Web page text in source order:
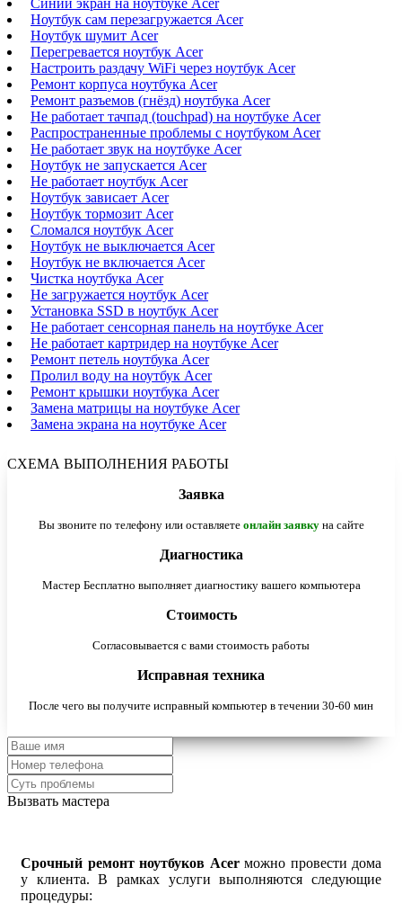
Синий экран на ноутбуке Acer
Ноутбук сам перезагружается Acer
Ноутбук шумит Acer
Перегревается ноутбук Acer
Настроить раздачу WiFi через ноутбук Acer
Ремонт корпуса ноутбука Acer
Ремонт разъемов (гнёзд) ноутбука Acer
Не работает тачпад (touchpad) на ноутбуке Acer
Распространенные проблемы с ноутбуком Acer
Не работает звук на ноутбуке Acer
Ноутбук не запускается Acer
Не работает ноутбук Acer
Ноутбук зависает Acer
Ноутбук тормозит Acer
Сломался ноутбук Acer
Ноутбук не выключается Acer
Ноутбук не включается Acer
Чистка ноутбука Acer
Не загружается ноутбук Acer
Установка SSD в ноутбук Acer
Не работает сенсорная панель на ноутбуке Acer
Не работает картридер на ноутбуке Acer
Ремонт петель ноутбука Acer
Пролил воду на ноутбук Acer
Ремонт крышки ноутбука Acer
Замена матрицы на ноутбуке Acer
Замена экрана на ноутбуке Acer
СХЕМА ВЫПОЛНЕНИЯ РАБОТЫ
Заявка
Вы звоните по телефону или оставляете онлайн заявкуна сайте
Диагностика
Мастер Бесплатно выполняет диагностику вашего компьютера
Стоимость
Согласовывается с вами стоимость работы
Исправная техника
После чего вы получите исправный компьютер в течении 30-60 мин
Вызвать мастера
Срочный ремонт ноутбуков Acerможно провести дома
у клиента. В рамках услуги выполняются следующие
процедуры: